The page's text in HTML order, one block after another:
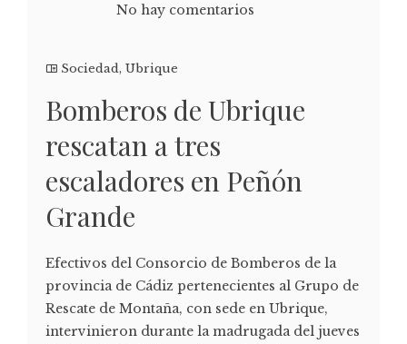
No hay comentarios
Sociedad, Ubrique
Bomberos de Ubrique
rescatan a tres
escaladores en Peñón
Grande
Efectivos del Consorcio de Bomberos de la
provincia de Cádiz pertenecientes al Grupo de
Rescate de Montaña, con sede en Ubrique,
intervinieron durante la madrugada del jueves